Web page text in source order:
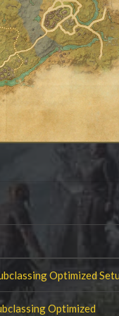
Optimized
Optimized